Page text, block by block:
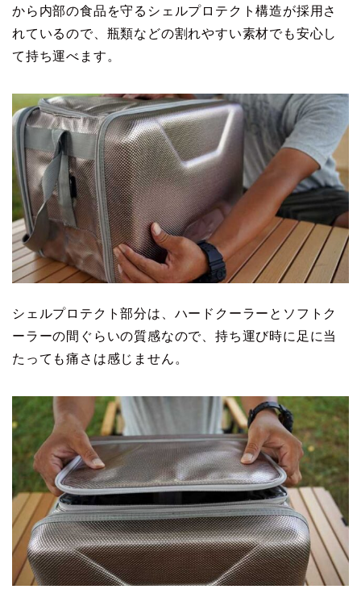
から内部の食品を守るシェルプロテクト構造が採用さ
れているので、瓶類などの割れやすい素材でも安心し
て持ち運べます。
シェルプロテクト部分は、ハードクーラーとソフトク
ーラーの間ぐらいの質感なので、持ち運び時に足に当
たっても痛さは感じません。